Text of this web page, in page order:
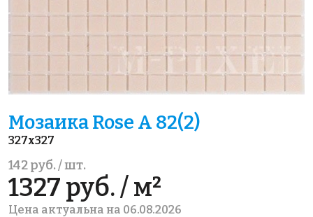
Мозаика Rose A 82(2)
327x327
142 руб. / шт.
1327 руб. / м²
Цена актуальна на 06.08.2026